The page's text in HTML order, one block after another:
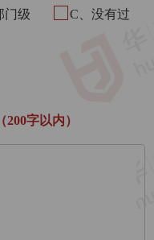
门级 C、没有过
字以内）